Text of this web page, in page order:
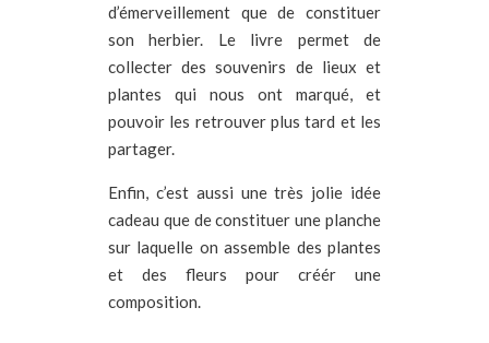
d’émerveillement que de constituer
son herbier. Le livre permet de
collecter des souvenirs de lieux et
plantes qui nous ont marqué, et
pouvoir les retrouver plus tard et les
partager.
Enfin, c’est aussi une très jolie idée
cadeau que de constituer une planche
sur laquelle on assemble des plantes
et des fleurs pour créér une
composition.